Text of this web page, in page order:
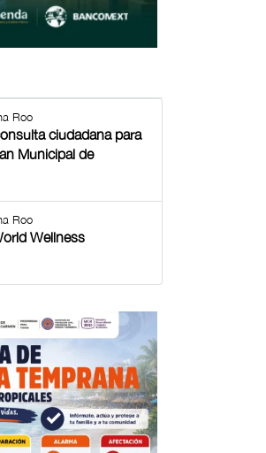
Roo
ciudadana para
Municipal de
Roo
Wellness